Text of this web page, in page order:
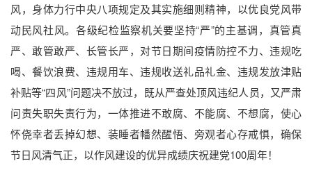
风，身体力行中央八项规定及其实施细则精神，以优良党风带
动民风社风。各级纪检监察机关要坚持“严”的主基调，真管真
严、敢管敢严、长管长严，对节日期间疫情防控不力、违规吃
喝、餐饮浪费、违规用车、违规收送礼品礼金、违规发放津贴
补贴等“四风”问题决不放过，既从严查处顶风违纪人员，又严肃
问责失职失责行为，一体推进不敢腐、不能腐、不想腐，使心
怀侥幸者丢掉幻想、装睡者幡然醒悟、旁观者心存戒惧，确保
节日风清气正，以作风建设的优异成绩庆祝建党100周年！